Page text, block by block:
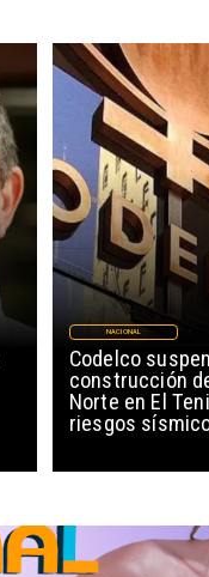
Codelco
construcción
Norte en El
riesgos
NACIONAL